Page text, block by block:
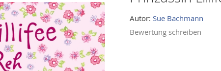
Autor: Sue Bachmann
Bewertung schreiben